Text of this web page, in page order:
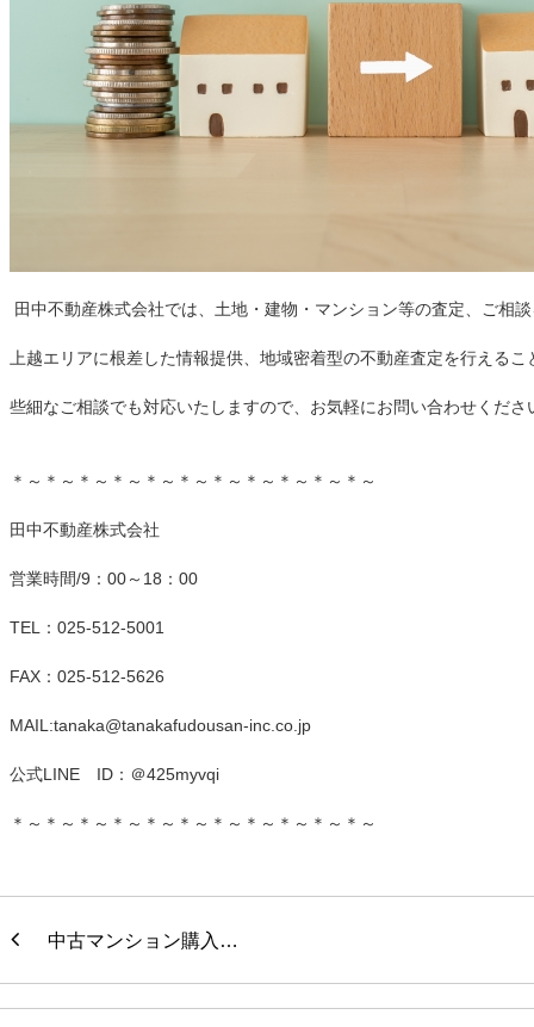
田中不動産株式会社では、土地・建物・マンション等の査定、ご相
上越エリアに根差した情報提供、地域密着型の不動産査定を行えるこ
些細なご相談でも対応いたしますので、お気軽にお問い合わせくだ
＊～＊～＊～＊～＊～＊～＊～＊～＊～＊～＊～
田中不動産株式会社
営業時間/9：00～18：00
TEL：025-512-5001
FAX：025-512-5626
MAIL:tanaka@tanakafudousan-inc.co.jp
公式LINE ID：＠425myvqi
＊～＊～＊～＊～＊～＊～＊～＊～＊～＊～＊～
中古マンション購入…